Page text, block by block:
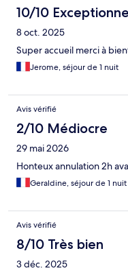
10/10
8 oct. 2025
Super accueil merci à
Jerome, séjour de 1 nuit
Avis vérifié
2/10 Médiocre
29 mai 2026
Honteux annulation 2h
Geraldine, séjour de 1 nuit
Avis vérifié
8/10 Très bien
3 déc. 2025